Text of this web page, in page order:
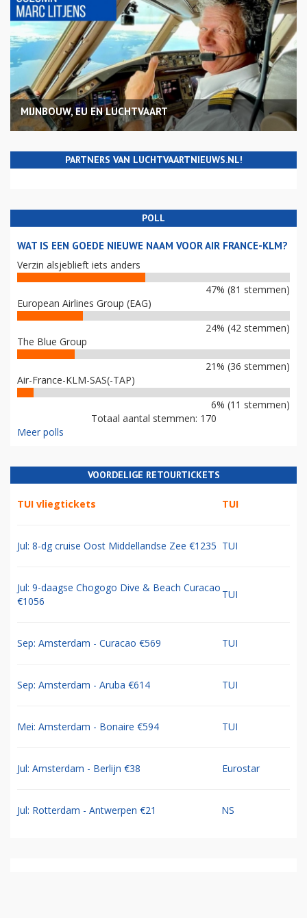
MIJNBOUW, EU EN LUCHTVAART
PARTNERS VAN LUCHTVAARTNIEUWS.NL!
POLL
WAT IS EEN GOEDE NIEUWE NAAM VOOR AIR FRANCE-KLM?
Verzin alsjeblieft iets anders
47% (81 stemmen)
European Airlines Group (EAG)
24% (42 stemmen)
The Blue Group
21% (36 stemmen)
Air-France-KLM-SAS(-TAP)
6% (11 stemmen)
Totaal aantal stemmen: 170
Meer polls
VOORDELIGE RETOURTICKETS
TUI vliegtickets TUI
Jul: 8-dg cruise Oost Middellandse Zee €1235 TUI
Jul: 9-daagse Chogogo Dive & Beach Curacao
€1056
TUI
Sep: Amsterdam - Curacao €569 TUI
Sep: Amsterdam - Aruba €614 TUI
Mei: Amsterdam - Bonaire €594 TUI
Jul: Amsterdam - Berlijn €38 Eurostar
Jul: Rotterdam - Antwerpen €21 NS